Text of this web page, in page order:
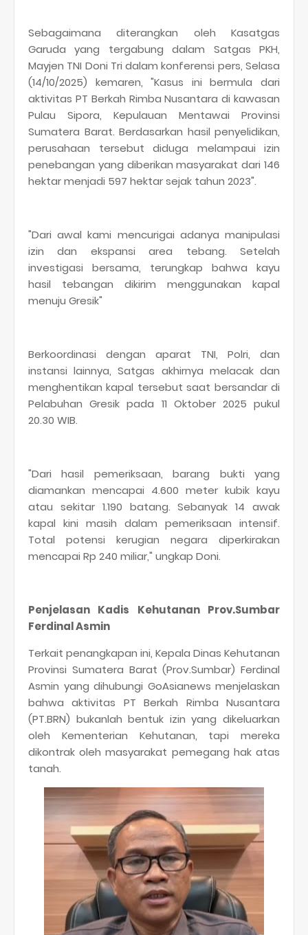
Sebagaimana diterangkan oleh Kasatgas
Garuda yang tergabung dalam Satgas PKH,
Mayjen TNI Doni Tri dalam konferensi pers, Selasa
(14/10/2025) kemaren, "Kasus ini bermula dari
aktivitas PT Berkah Rimba Nusantara di kawasan
Pulau Sipora, Kepulauan Mentawai Provinsi
Sumatera Barat. Berdasarkan hasil penyelidikan,
perusahaan tersebut diduga melampaui izin
penebangan yang diberikan masyarakat dari 146
hektar menjadi 597 hektar sejak tahun 2023".
"Dari awal kami mencurigai adanya manipulasi
izin dan ekspansi area tebang. Setelah
investigasi bersama, terungkap bahwa kayu
hasil tebangan dikirim menggunakan kapal
menuju Gresik"
Berkoordinasi dengan aparat TNI, Polri, dan
instansi lainnya, Satgas akhirnya melacak dan
menghentikan kapal tersebut saat bersandar di
Pelabuhan Gresik pada 11 Oktober 2025 pukul
20.30 WIB.
"Dari hasil pemeriksaan, barang bukti yang
diamankan mencapai 4.600 meter kubik kayu
atau sekitar 1.190 batang. Sebanyak 14 awak
kapal kini masih dalam pemeriksaan intensif.
Total potensi kerugian negara diperkirakan
mencapai Rp 240 miliar," ungkap Doni.
Penjelasan Kadis Kehutanan Prov.Sumbar
Ferdinal Asmin
Terkait penangkapan ini, Kepala Dinas Kehutanan
Provinsi Sumatera Barat (Prov.Sumbar) Ferdinal
Asmin yang dihubungi GoAsianews menjelaskan
bahwa aktivitas PT Berkah Rimba Nusantara
(PT.BRN) bukanlah bentuk izin yang dikeluarkan
oleh Kementerian Kehutanan, tapi mereka
dikontrak oleh masyarakat pemegang hak atas
tanah.